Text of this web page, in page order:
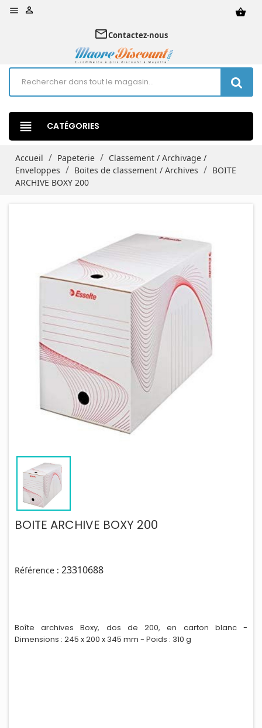
 shopping_basket

mail_outlineContactez-nous
view_headline CATÉGORIES
Accueil Papeterie
Classement / Archivage /
Enveloppes
Boites de classement / Archives
BOITE
ARCHIVE BOXY 200
BOITE ARCHIVE BOXY 200
Référence : 23310688
Boîte archives Boxy, dos de 200, en carton blanc -
Dimensions : 245 x 200 x 345 mm - Poids : 310 g